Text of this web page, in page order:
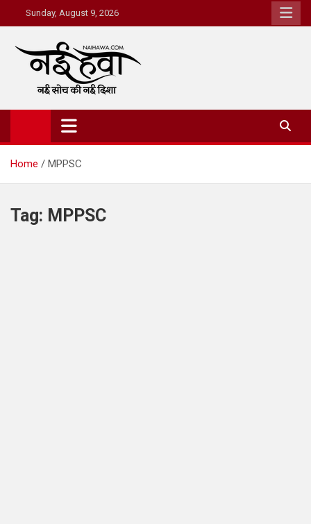
Sunday, August 9, 2026
Nai Hawa
Home MPPSC
Tag: MPPSC